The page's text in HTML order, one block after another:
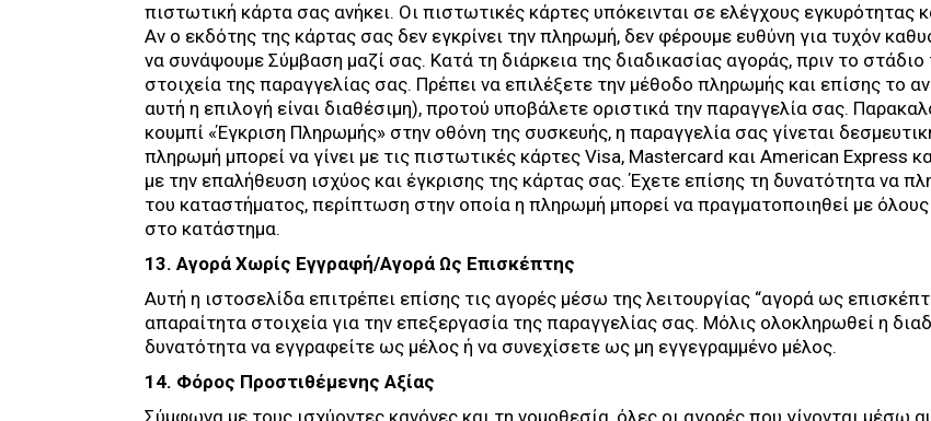
πιστωτική κάρτα σας ανήκει. Οι πιστωτικές κάρτες υπόκεινται σε ελέγχους εγκυρότητας
Αν ο εκδότης της κάρτας σας δεν εγκρίνει την πληρωμή, δεν φέρουμε ευθύνη για τυχόν
να συνάψουμε Σύμβαση μαζί σας. Κατά τη διάρκεια της διαδικασίας αγοράς, πριν το
στοιχεία της παραγγελίας σας. Πρέπει να επιλέξετε την μέθοδο πληρωμής και επίσης το
αυτή η επιλογή είναι διαθέσιμη), προτού υποβάλετε οριστικά την παραγγελία σας.
κουμπί «Έγκριση Πληρωμής» στην οθόνη της συσκευής, η παραγγελία σας γίνεται
πληρωμή μπορεί να γίνει με τις πιστωτικές κάρτες Visa, Mastercard και American Express
με την επαλήθευση ισχύος και έγκρισης της κάρτας σας. Έχετε επίσης τη δυνατότητα να
του καταστήματος, περίπτωση στην οποία η πληρωμή μπορεί να πραγματοποιηθεί με
στο κατάστημα.
13. Αγορά Χωρίς Εγγραφή/Αγορά Ως Επισκέπτης
Αυτή η ιστοσελίδα επιτρέπει επίσης τις αγορές μέσω της λειτουργίας “αγορά ως
απαραίτητα στοιχεία για την επεξεργασία της παραγγελίας σας. Μόλις ολοκληρωθεί η
δυνατότητα να εγγραφείτε ως μέλος ή να συνεχίσετε ως μη εγγεγραμμένο μέλος.
14. Φόρος Προστιθέμενης Αξίας
Σύμφωνα με τους ισχύοντες κανόνες και τη νομοθεσία, όλες οι αγορές που γίνονται μέσω